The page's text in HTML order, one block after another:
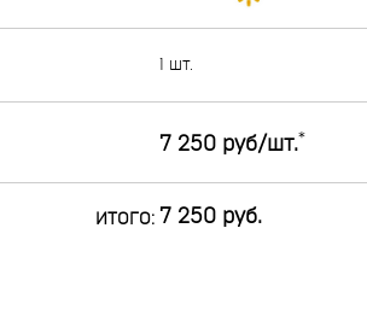
1 шт.
7 250 руб/шт.*
ИТОГО: 7 250 руб.